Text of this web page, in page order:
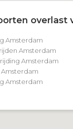
Amsterdam
Amsterdam
Amsterdam
Amsterdam